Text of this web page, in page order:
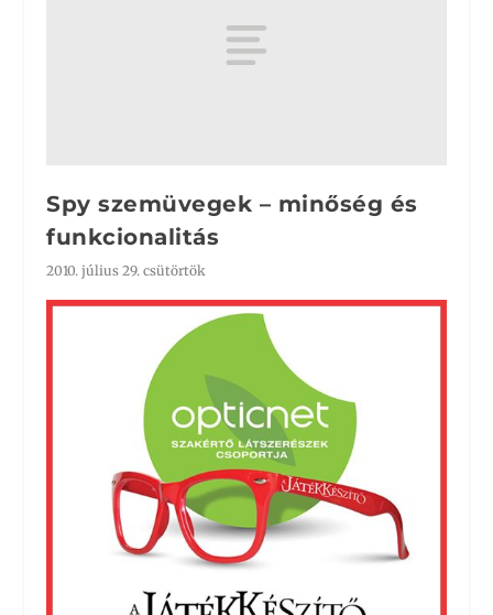
Spy szemüvegek – minőség és
funkcionalitás
2010. július 29. csütörtök